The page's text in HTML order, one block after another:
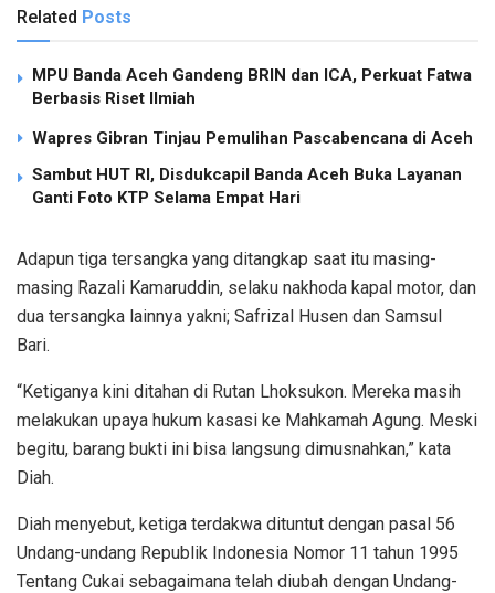
Related Posts
MPU Banda Aceh Gandeng BRIN dan ICA, Perkuat Fatwa
Berbasis Riset Ilmiah
Wapres Gibran Tinjau Pemulihan Pascabencana di Aceh
Sambut HUT RI, Disdukcapil Banda Aceh Buka Layanan
Ganti Foto KTP Selama Empat Hari
Adapun tiga tersangka yang ditangkap saat itu masing-
masing Razali Kamaruddin, selaku nakhoda kapal motor, dan
dua tersangka lainnya yakni; Safrizal Husen dan Samsul
Bari.
“Ketiganya kini ditahan di Rutan Lhoksukon. Mereka masih
melakukan upaya hukum kasasi ke Mahkamah Agung. Meski
begitu, barang bukti ini bisa langsung dimusnahkan,” kata
Diah.
Diah menyebut, ketiga terdakwa dituntut dengan pasal 56
Undang-undang Republik Indonesia Nomor 11 tahun 1995
Tentang Cukai sebagaimana telah diubah dengan Undang-